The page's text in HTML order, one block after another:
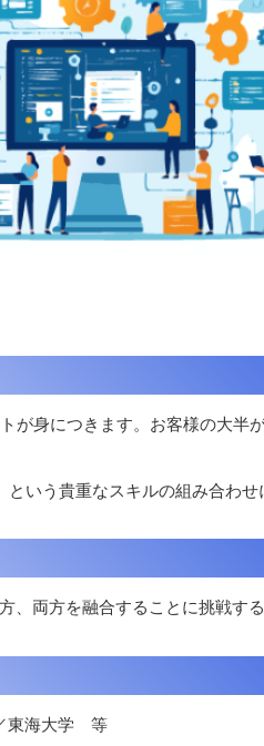
が身につきます。お客様の大半
いう貴重なスキルの組み合わせ
、両方を融合することに挑戦す
東海大学 等